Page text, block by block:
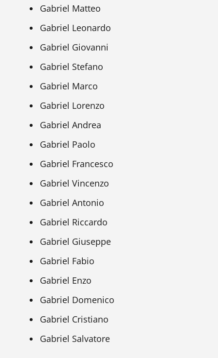
Gabriel Matteo
Gabriel Leonardo
Gabriel Giovanni
Gabriel Stefano
Gabriel Marco
Gabriel Lorenzo
Gabriel Andrea
Gabriel Paolo
Gabriel Francesco
Gabriel Vincenzo
Gabriel Antonio
Gabriel Riccardo
Gabriel Giuseppe
Gabriel Fabio
Gabriel Enzo
Gabriel Domenico
Gabriel Cristiano
Gabriel Salvatore